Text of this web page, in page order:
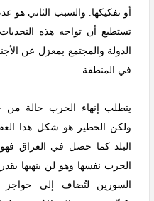
أو تفكيكها. والسبب الثاني هو
تستطيع أن تواجه هذه
الدولة والمجتمع بمعزل عن
في المنطقة.
يتطلب إنهاء الحرب حالة من
ولكن الخطير هو شكل هذا
البلد كما حصل في العراق
الحرب نفسها وهو لن ينهيها
السورين لتُضاف إلى حواجز